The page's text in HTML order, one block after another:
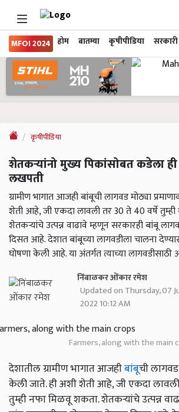
MFOI 2024 होम बातम्या कृषीपीडिया
कृषीपीडिया
शेतकऱ्यांनो मुख्य पिकांसोबत कडेला
लखपती
ग्रामीण भागात आजही बांबूची लागवड मोठ्या
शेती आहे, जी एकदा लावली तर 30 ते 40 वर्षे
शेतकर्‍यांचे उत्पन्न वाढावे म्हणून सरकारही बांबू
दिसत आहे. देशात बांबूच्या लागवडीला चालना
घोषणा केली आहे. या अंतर्गत त्याच्या
निंबाळकर ओंकार रमेश
Updated on Thursday, 07
2022 10:12 AM
Farmers, along with the main
देशातील ग्रामीण भागात आजहीबांबूची लागवड
केली जाते. ही अशी शेती आहे, जी एकदा
तुम्ही नफा मिळवू शकता. शेतकर्‍यांचे उत्पन्न